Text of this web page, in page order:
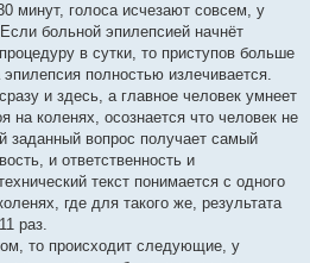
минут, голоса исчезают совсем, у
больной эпилепсией начнёт
в сутки, то приступов больше
полностью излечивается.
и здесь, а главное человек умнеет
на коленях, осознается что человек не
заданный вопрос получает самый
и ответственность и
текст понимается с одного
где для такого же, результата
раз.
то происходит следующие, у